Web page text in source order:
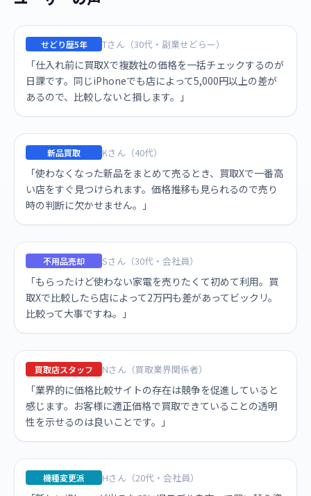
せどり歴5年 Tさん（30代・副業せどらー）
「仕入れ前に買取Xで複数社の価格を一括チェックするのが
日課です。同じiPhoneでも店によって5,000円以上の差が
あるので、比較しないと損します。」
新品買取 Kさん（40代）
「使わなくなった新品をまとめて売るとき、買取Xで一番高
い店をすぐ見つけられます。価格推移も見られるので売り
時の判断に欠かせません。」
不用品売却 Sさん（30代・会社員）
「もらったけど使わない家電を売りたくて初めて利用。買
取Xで比較したら店によって2万円も差があってビックリ。
比較って大事ですね。」
買取店スタッフ Nさん（買取業界関係者）
「業界的に価格比較サイトの存在は競争を促進していると
感じます。お客様に適正価格で買取できていることの透明
性を示せるのは良いことです。」
機種変更派 Hさん（20代・会社員）